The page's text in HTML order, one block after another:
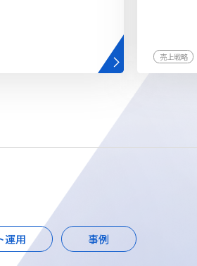
売上戦略
運用 事例